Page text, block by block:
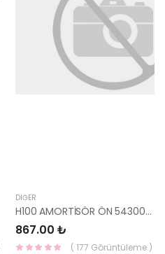
DIĞER
H100 AMORTİSÖR ÖN 54300-43160-MONROE
867.00 ₺
( 177 Görüntüleme )